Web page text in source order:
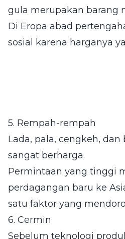
gula merupakan barang
Di Eropa abad
sosial karena harganya
5. Rempah-rempah
Lada, pala, cengkeh,
sangat berharga.
Permintaan yang tinggi
perdagangan baru ke
satu faktor yang
6. Cermin
Sebelum teknologi